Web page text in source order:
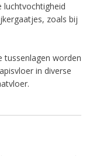
luchtvochtigheid
zoals bij
tussenlagen worden
in diverse